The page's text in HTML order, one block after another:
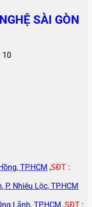
SÀI GÒN
10
TP.HCM ,SĐT :
P. Nhiêu Lộc, TP.HCM
Lãnh, TP.HCM ,SĐT :